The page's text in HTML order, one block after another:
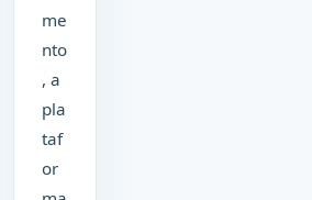
me
nto
, a
pla
taf
or